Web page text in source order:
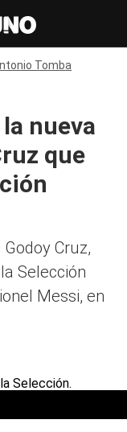
Tomba
nueva
que
Cruz,
Selección
Messi, en